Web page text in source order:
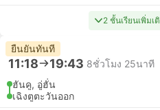
2 ชั้นเรียนเพิ่มเ
ยืนยันทันที
11:18 19:43 8ชั่วโมง 25นาที
ฮันคู, อู่ฮั่น
เฉิงตูตะวันออก